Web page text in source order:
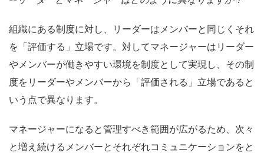
組織にある制度に対し、リーダーはメンバーと同じくそれ
を「評価する」立場です。対してマネージャーはリーダー
やメンバーが働きやすい環境を制度として実現し、その制
度をリーダーやメンバーから「評価される」立場であると
いう点で異なります。
マネージャーになると管理すべき範囲が広がるため、次々
と増え続けるメンバーとそれぞれコミュニケーションをと